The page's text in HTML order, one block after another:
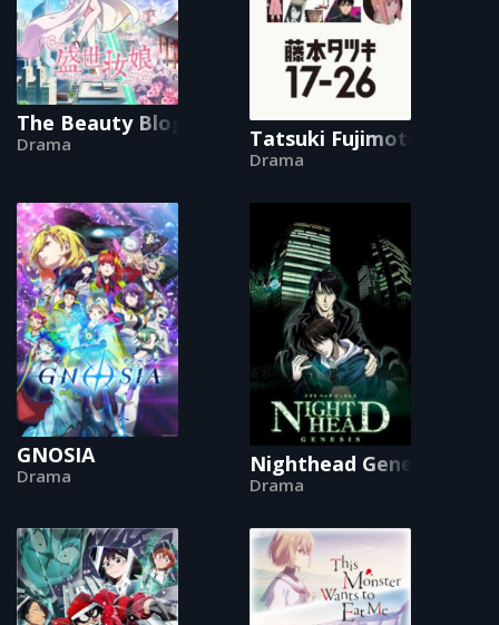
The Beauty Blogger
Drama Tatsuki Fujimoto 17-26
Drama
GNOSIA
Drama Nighthead Genesis
Drama